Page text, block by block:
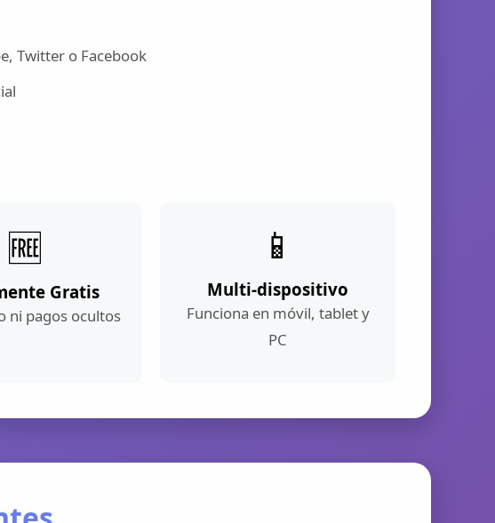
Twitter o Facebook
🆓
Gratis
ni pagos ocultos
📱
Multi-dispositivo
Funciona en móvil, tablet y
PC